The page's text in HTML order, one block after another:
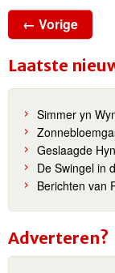
← Vorige
Laatste
Simmer yn
Geslaagde
De Swingel in
Berichten van
Adverteren?